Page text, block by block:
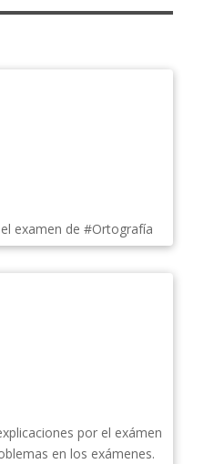
el examen de #Ortografía
por el exámen
en los exámenes.